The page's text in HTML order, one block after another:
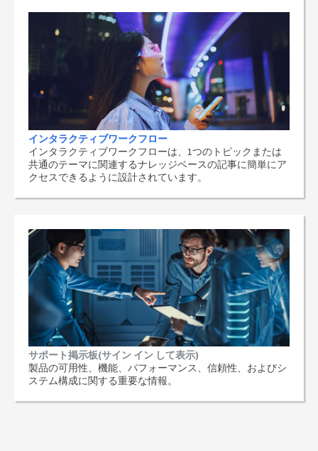
インタラクティブワークフロー
インタラクティブワークフローは、1つのトピックまたは
共通のテーマに関連するナレッジベースの記事に簡単にア
クセスできるように設計されています。
サポート掲示板(サイン イン して表示)
製品の可用性、機能、パフォーマンス、信頼性、およびシ
ステム構成に関する重要な情報。